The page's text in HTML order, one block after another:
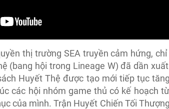
thị trường SEA truyền cảm hứng,
(bang hội trong Lineage W) đã dần
Huyết Thệ được tạo mới tiếp tục
các hội nhóm game thủ có kế hoạch
của mình. Trận Huyết Chiến Tối